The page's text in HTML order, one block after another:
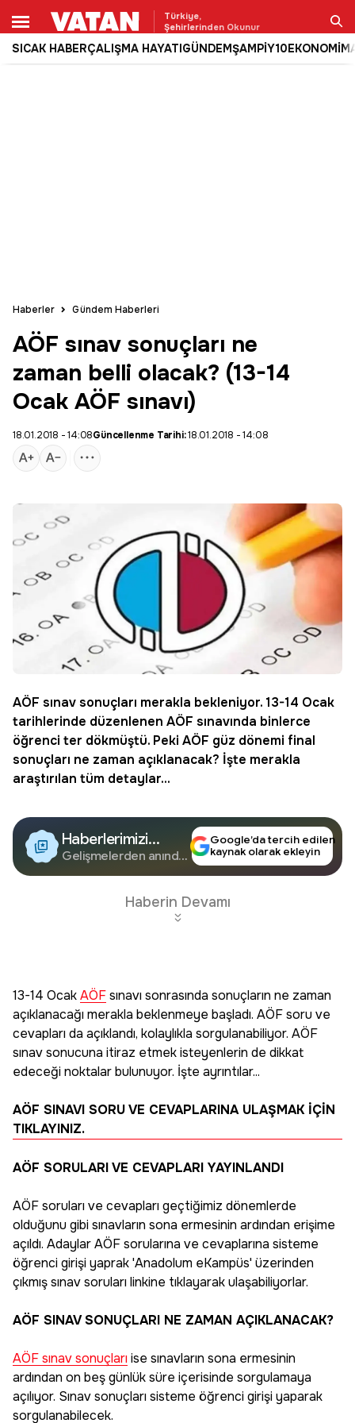
Türkiye,
Şehirlerinden Okunur
SICAK HABERÇALIŞMA HAYATIGÜNDEMŞAMPİY10EKONOMİ
Ara
Haberler Gündem Haberleri
AÖF sınav sonuçları ne
zaman belli olacak? (13-14
Ocak AÖF sınavı)
18.01.2018 - 14:08Güncellenme Tarihi:18.01.2018 - 14:08
AÖF sınav sonuçları merakla bekleniyor. 13-14 Ocak
tarihlerinde düzenlenen AÖF sınavında binlerce
öğrenci ter dökmüştü. Peki AÖF güz dönemi final
sonuçları ne zaman açıklanacak? İşte merakla
araştırılan tüm detaylar...
Haberlerimizi
Google'da Takip
Edin
Gelişmelerden anında
Google’da tercih edilen
kaynak olarak ekleyin
Haberin Devamı
13-14 OcakAÖFsınavı sonrasında sonuçların ne zaman
açıklanacağı merakla beklenmeye başladı. AÖF soru ve
cevapları da açıklandı, kolaylıkla sorgulanabiliyor. AÖF
sınav sonucuna itiraz etmek isteyenlerin de dikkat
edeceği noktalar bulunuyor. İşte ayrıntılar...
AÖF SINAVI SORU VE CEVAPLARINA ULAŞMAK İÇİN
TIKLAYINIZ.
AÖF SORULARI VE CEVAPLARI YAYINLANDI
AÖF soruları ve cevapları geçtiğimiz dönemlerde
olduğunu gibi sınavların sona ermesinin ardından erişime
açıldı. Adaylar AÖF sorularına ve cevaplarına sisteme
öğrenci girişi yaprak 'Anadolum eKampüs' üzerinden
çıkmış sınav soruları linkine tıklayarak ulaşabiliyorlar.
AÖF SINAV SONUÇLARI NE ZAMAN AÇIKLANACAK?
AÖF sınav sonuçlarıise sınavların sona ermesinin
ardından on beş günlük süre içerisinde sorgulamaya
açılıyor. Sınav sonuçları sisteme öğrenci girişi yaparak
sorgulanabilecek.